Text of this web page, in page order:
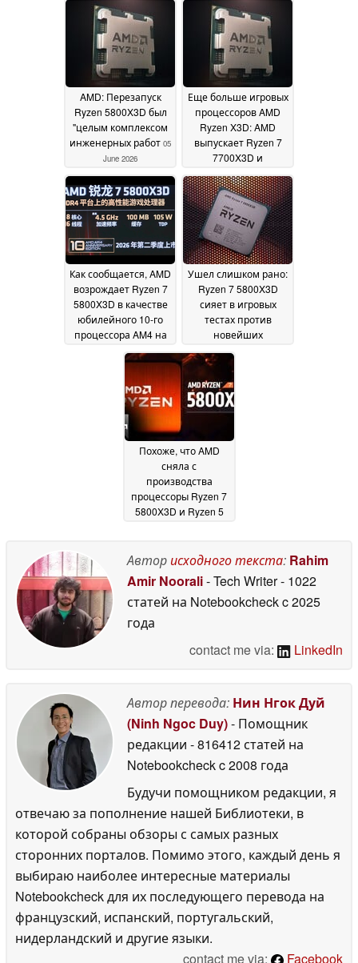
сканирование без
маркеров23 July 2026
с процессорами
Ryzen на
архитектуре Zen 5
July 2026
AMD: Перезапуск
Ryzen 5800X3D был
"целым комплексом
инженерных работ 05
June 2026
Еще больше игровых
процессоров AMD
Ryzen X3D: AMD
выпускает Ryzen 7
7700X3D и
5800X3D01 June 2026
Как сообщается, AMD
возрождает Ryzen 7
5800X3D в качестве
юбилейного 10-го
процессора AM4 на
оперативной
памяти DDR518 April
2026
Ушел слишком рано:
Ryzen 7 5800X3D
сияет в игровых
тестах против
новейших
включая Core Ultra 9
285K15 January 2026
Похоже, что AMD
сняла с
производства
процессоры Ryzen 7
5800X3D и Ryzen 5
Авторисходного текста: Rahim
Amir Noorali- Tech Writer- 1022
статей на Notebookcheckc 2025
года
contact me via:
LinkedIn
Автор перевода: Нин Нгок Дуй
(Ninh Ngoc Duy)- Помощник
редакции - 816412 статей на
Notebookcheckc 2008 года
Будучи помощником редакции, я
отвечаю за пополнение нашей Библиотеки, в
которой собраны обзоры с самых разных
сторонних порталов. Помимо этого, каждый день я
выбираю наиболее интересные материалы
Notebookcheck для их последующего перевода на
французский, испанский, португальский,
нидерландский и другие языки.
contact me via:
Facebook